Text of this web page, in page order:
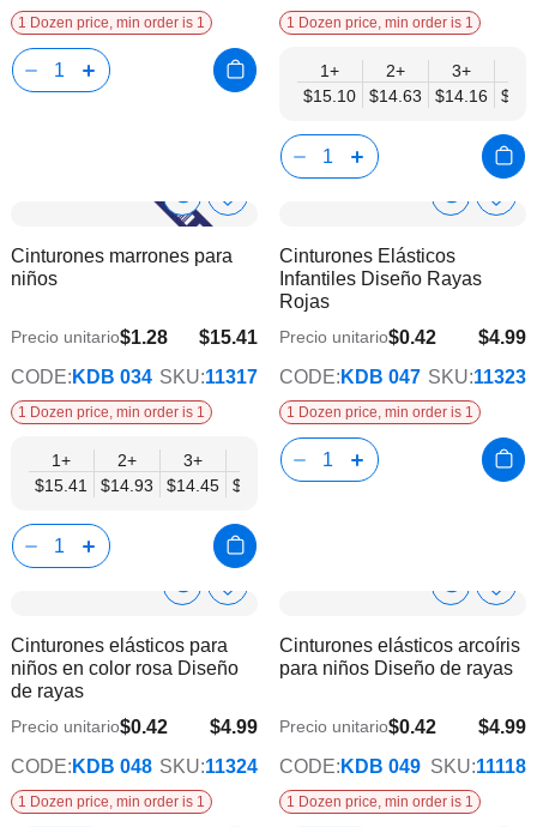
1 Dozen price, min order is 1 1 Dozen price, min order is 1
1+
$15.10
2+
$14.63
3+
$14.16
Show
Info
Añadir
la
deseos
Cinturones marrones para
niños
$15.41
$12.52
Precio unitario$1.28
CODE: KDB 034 SKU:11317
1 Dozen price, min order is 1
1+
$15.41
2+
$14.93
3+
$14.45
$13.96
6+
$13.48
$13.00
Show
Info
Cinturones Elásticos
Infantiles Diseño Rayas
Rojas
$4.99
Precio unitario$0.42
CODE: KDB 047 SKU:11323
1 Dozen price, min order is 1
Show
Info
Añadir
la
lista
deseos
Cinturones elásticos para
niños en color rosa Diseño
de rayas
$4.99
Precio unitario$0.42
CODE: KDB 048 SKU:11324
1 Dozen price, min order is 1
Show
Info la
lista
Cinturones elásticos arcoíris
para niños Diseño de rayas
$4.99
Precio unitario$0.42
CODE: KDB 049 SKU:11118
1 Dozen price, min order is 1
Corchet Flower & Bouquet Displays